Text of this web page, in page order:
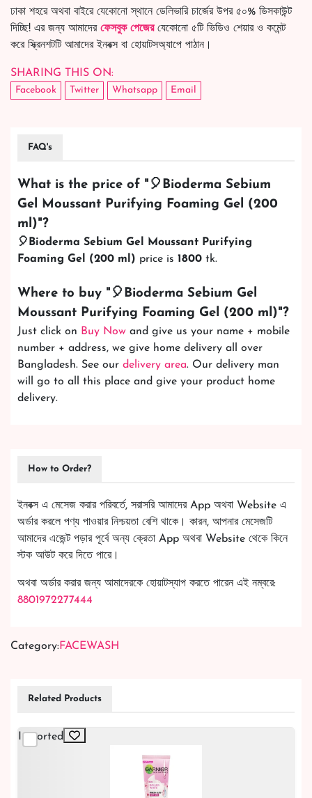
ঢাকা শহরে অথবা বাইরে যেকোনো স্থানে ডেলিভারি চার্জের উপর ৫০% ডিসকাউন্ট
দিচ্ছি! এর জন্য আমাদের ফেসবুক পেজেরযেকোনো ৫টি ভিডিও শেয়ার ও কমেন্ট
করে স্ক্রিনশটটি আমাদের ইনবক্স বা হোয়াটসঅ্যাপে পাঠান।
SHARING THIS ON:
Facebook Twitter Whatsapp Email
FAQ's
What is the price of " 🎈Bioderma Sebium
Gel Moussant Purifying Foaming Gel (200
ml)"?
🎈Bioderma Sebium Gel Moussant Purifying
Foaming Gel (200 ml) price is 1800 tk.
Where to buy " 🎈Bioderma Sebium Gel
Moussant Purifying Foaming Gel (200 ml)"?
Just click on Buy Now and give us your name + mobile
number + address, we give home delivery all over
Bangladesh. See our delivery area. Our delivery man
will go to all this place and give your product home
delivery.
How to Order?
ইনবক্স এ মেসেজ করার পরিবর্তে, সরাসরি আমাদের App অথবা Website এ
অর্ডার করলে পণ্য পাওয়ার নিশ্চয়তা বেশি থাকে। কারন, আপনার মেসেজটি
আমাদের এজেন্ট পড়ার পূর্বে অন্য ক্রেতা App অথবা Website থেকে কিনে
স্টক আউট করে দিতে পারে।
অথবা অর্ডার করার জন্য আমাদেরকে হোয়াটস্যাপ করতে পারেন এই নম্বরে:
8801972277444
Category:FACEWASH
Related Products
Imported